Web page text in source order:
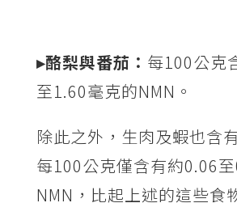
▸酪梨與番茄： 每100公克
至1.60毫克的NMN。
除此之外，生肉及蝦也含
每100公克僅含有約0.06
NMN，比起上述的這些食